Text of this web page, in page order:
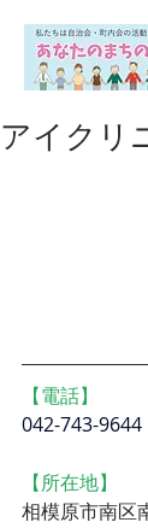
アイクリ
【電話】
042-743-9644
【所在地】
相模原市南区